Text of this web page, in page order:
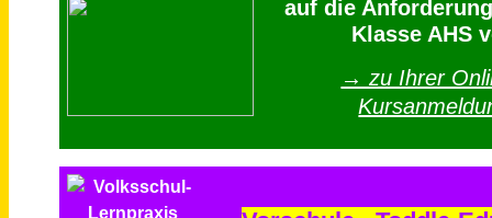
auf die
Klasse AHS
→ zu Ihrer